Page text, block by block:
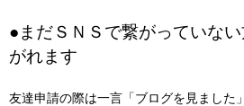
●まだＳＮＳで繋がっていな
がれます
友達申請の際は一言「ブログを見ました